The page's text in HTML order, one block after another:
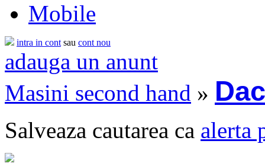
Mobile
intra in cont sau cont nou
adauga un anunt
Masini second hand »
Salveaza cautarea ca alerta